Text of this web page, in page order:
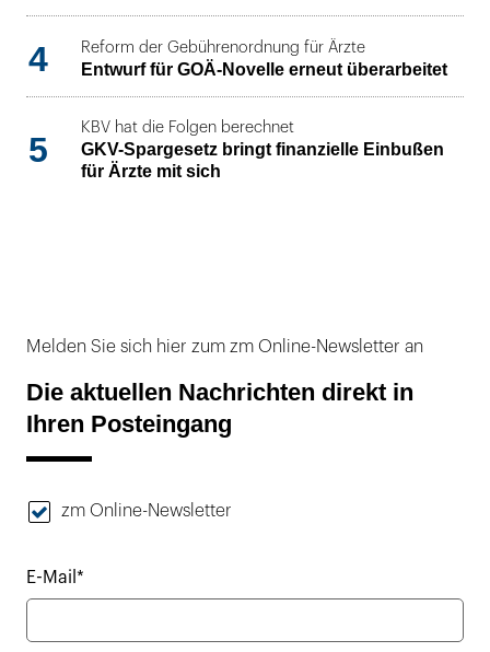
4 Reform der Gebührenordnung für Ärzte
Entwurf für GOÄ-Novelle erneut überarbeitet
5
KBV hat die Folgen berechnet
GKV-Spargesetz bringt finanzielle Einbußen
für Ärzte mit sich
Melden Sie sich hier zum zm Online-Newsletter an
Die aktuellen Nachrichten direkt in
Ihren Posteingang
zm Online-Newsletter
E-Mail*